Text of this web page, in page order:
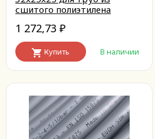
сшитого полиэтилена
1 272,73 ₽
Купить В наличии